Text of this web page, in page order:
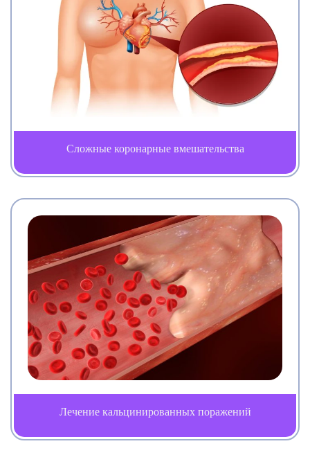
Сложные коронарные вмешательства
Лечение кальцинированных поражений